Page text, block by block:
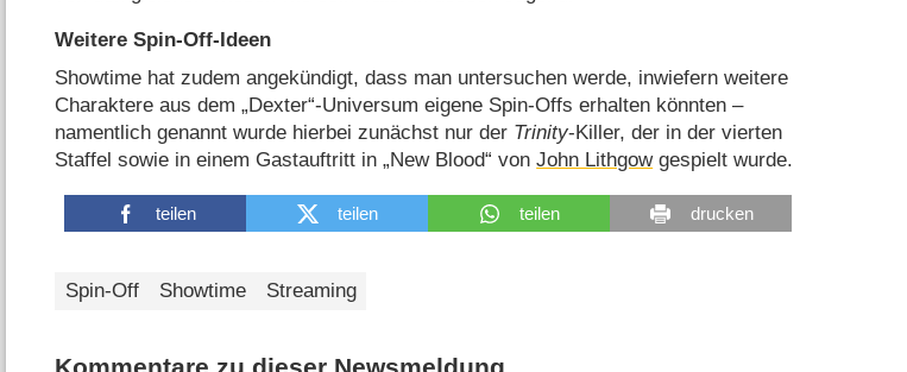
Weitere Spin-Off-Ideen
Showtime hat zudem angekündigt, dass man untersuchen werde, inwiefern weitere
Charaktere aus dem „Dexter“-Universum eigene Spin-Offs erhalten könnten –
namentlich genannt wurde hierbei zunächst nur der Trinity-Killer, der in der vierten
Staffel sowie in einem Gastauftritt in „New Blood“ vonJohn Lithgowgespielt wurde.
teilen teilen teilen drucken
Spin-Off Showtime Streaming